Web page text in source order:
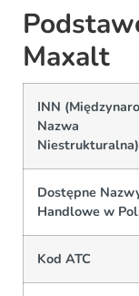
Maxalt
INN
Nazwa
Niestrukturalna)
Dostępne
Handlowe w
Kod ATC